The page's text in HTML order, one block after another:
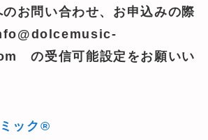
お問い合わせ、お申込みの際
の受信可能設定をお願いい
ック®